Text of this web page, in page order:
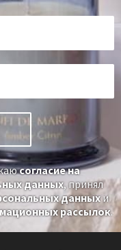
согласие на
данных, принял
данныхи
рассылок.